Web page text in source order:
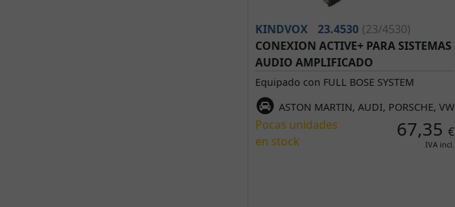
KINDVOX 23.4530 (23/4530)
CONEXION ACTIVE+ PARA SISTEMAS
AUDIO AMPLIFICADO
Equipado con FULL BOSE SYSTEM
ASTON MARTIN, AUDI, PORSCHE, VW
Pocas unidades
en stock
67,35€
IVA incl.